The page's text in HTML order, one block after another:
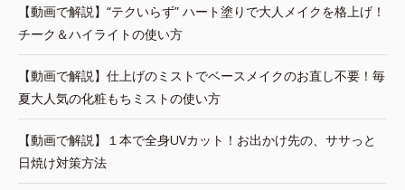
【動画で解説】“テクいらず” ハート塗りで大人メイクを格上げ！
チーク＆ハイライトの使い方
【動画で解説】仕上げのミストでベースメイクのお直し不要！毎
夏大人気の化粧もちミストの使い方
【動画で解説】１本で全身UVカット！お出かけ先の、ササっと
日焼け対策方法